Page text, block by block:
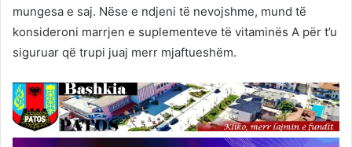
mungesa e saj. Nëse e ndjeni të nevojshme, mund të
konsideroni marrjen e suplementeve të vitaminës A për t’u
siguruar që trupi juaj merr mjaftueshëm.